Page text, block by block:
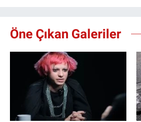
Öne Çıkan Galeriler